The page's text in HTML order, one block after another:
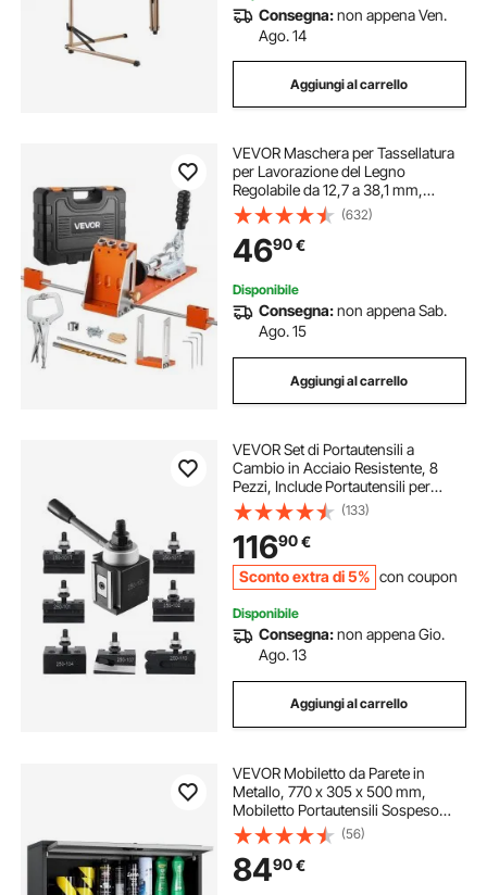
Consegna:non appena Ven.
Ago. 14
Aggiungi al carrello
VEVOR Maschera per Tassellatura
per Lavorazione del Legno
Regolabile da 12,7 a 38,1 mm,
Sistema di Fori Tascabili con
Valigetta Portautensili, Morsetto a
C, Trapano a Gradini, Chiave
Esagonale
(632)
4690€
Disponibile
Consegna:non appena Sab.
Ago. 15
Aggiungi al carrello
VEVOR Set di Portautensili a
Cambio in Acciaio Resistente, 8
Pezzi, Include Portautensili per
Tornio, Portautensili a Cuneo per
Tornitura, per Mini Torni e Torni per
Metallo, Oscillazione 152,4-305
mm
(133)
11690€
Sconto extra di 5% con coupon
Disponibile
Consegna:non appena Gio.
Ago. 13
Aggiungi al carrello
VEVOR Mobiletto da Parete in
Metallo, 770 x 305 x 500 mm,
Mobiletto Portautensili Sospeso
con Ante a Ribalta e Ripiano,
Capacità di Carico 108,9 kg per
Garage, Cantina, Cucina,
Montaggio Richiesto
(56)
8490€